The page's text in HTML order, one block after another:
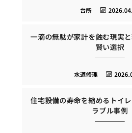
台所
一滴の無駄が家計を蝕む現実
賢い選択
水道修理
住宅設備の寿命を縮めるトイ
ラブル事例